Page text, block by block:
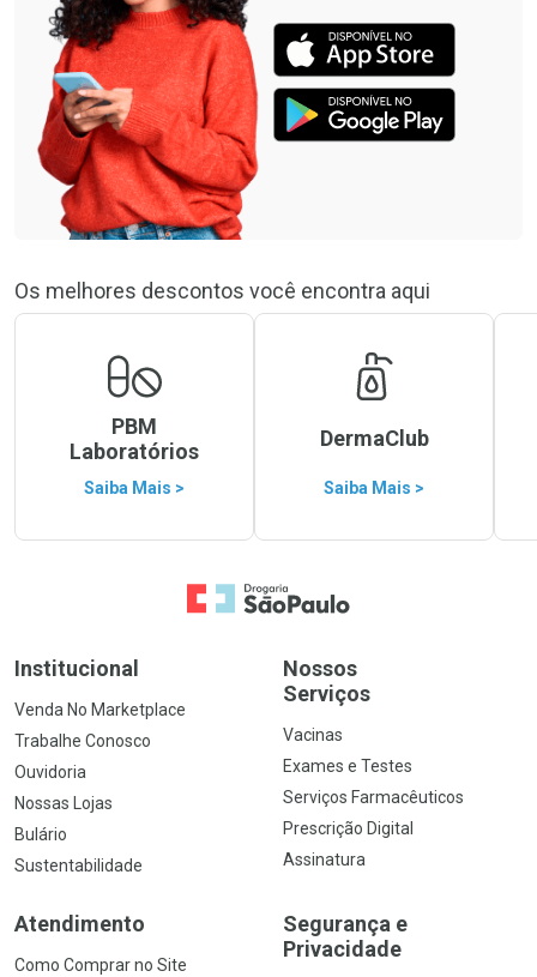
Os melhores descontos você encontra aqui
PBM
Laboratórios
Saiba Mais >
DermaClub
Saiba Mais >
Ir para a Home
Institucional
Venda No Marketplace
Trabalhe Conosco
Ouvidoria
Nossas Lojas
Bulário
Sustentabilidade
Nossos
Serviços
Vacinas
Exames e Testes
Serviços Farmacêuticos
Prescrição Digital
Assinatura
Atendimento
Como Comprar no Site
Segurança e
Privacidade